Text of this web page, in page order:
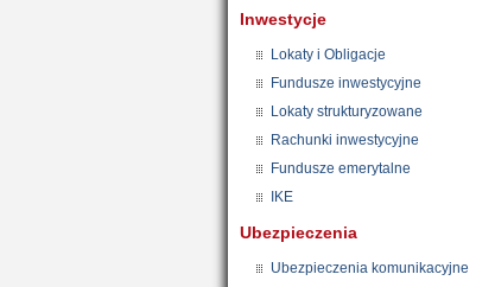
Inwestycje
Lokaty i Obligacje
Fundusze inwestycyjne
Lokaty strukturyzowane
Rachunki inwestycyjne
Fundusze emerytalne
IKE
Ubezpieczenia
Ubezpieczenia komunikacyjne